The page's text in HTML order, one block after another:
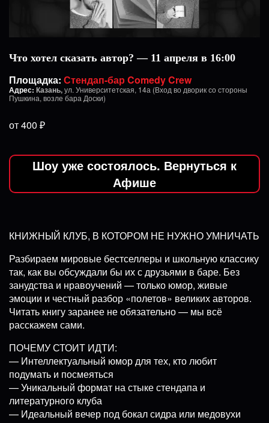
Что хотел сказать автор? — 11 апреля в 16:00
Площадка: Стендап-бар Comedy Crew
Адрес: Казань,ул. Университетская, 14а (Вход во дворик со стороны
Пушкина, возле бара Доски)
от 400 ₽
Шоу уже состоялось. Вернуться к
Афише
КНИЖНЫЙ КЛУБ, В КОТОРОМ НЕ НУЖНО УМНИЧАТЬ
Разбираем мировые бестселлеры и школьную классику
так, как вы обсуждали бы их с друзьями в баре. Без
занудства и нравоучений — только юмор, живые
эмоции и честный разбор «полетов» великих авторов.
Читать книгу заранее не обязательно — мы всё
расскажем сами.
ПОЧЕМУ СТОИТ ИДТИ:
— Интеллектуальный юмор для тех, кто любит
подумать и посмеяться
— Уникальный формат на стыке стендапа и
литературного клуба
— Идеальный вечер под бокал сидра или медовухи